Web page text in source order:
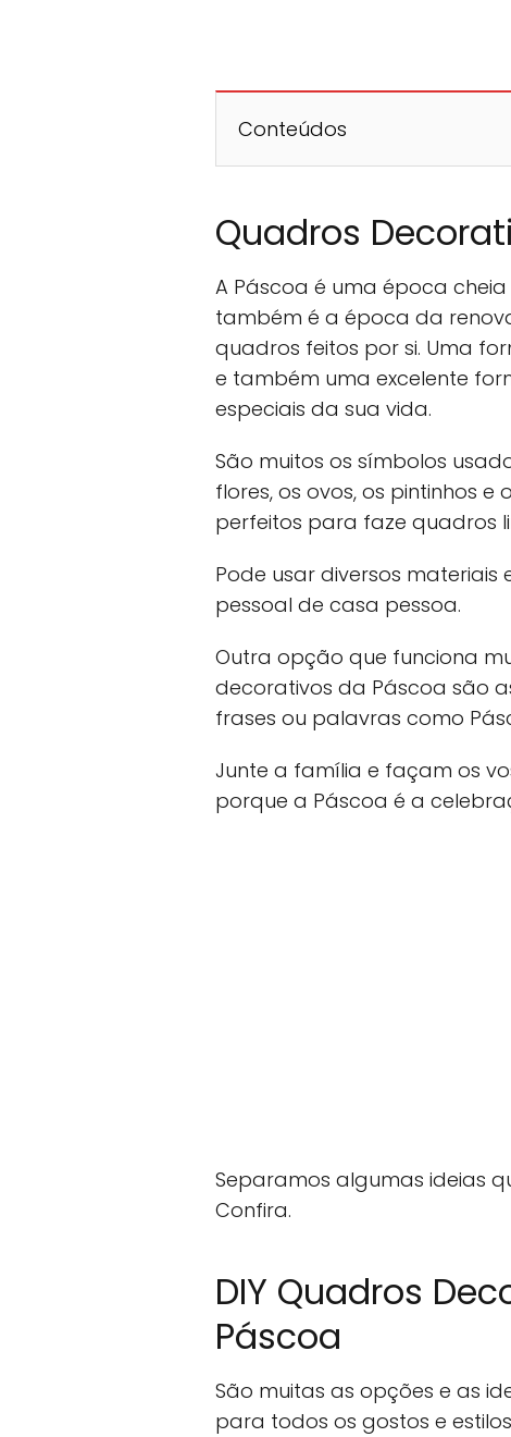
Conteúdos
Quadros
A Páscoa é uma época
também é a época da
quadros feitos por si. Uma
e também uma excelente
especiais da sua vida.
São muitos os símbolos
flores, os ovos, os pintinhos
perfeitos para faze quadros
Pode usar diversos
pessoal de casa pessoa.
Outra opção que funciona
decorativos da Páscoa são
frases ou palavras como
Junte a família e façam os
porque a Páscoa é a
Separamos algumas ideias
Confira.
DIY Quadros
Páscoa
São muitas as opções e as
para todos os gostos e